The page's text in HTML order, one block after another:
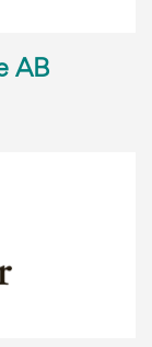
AB